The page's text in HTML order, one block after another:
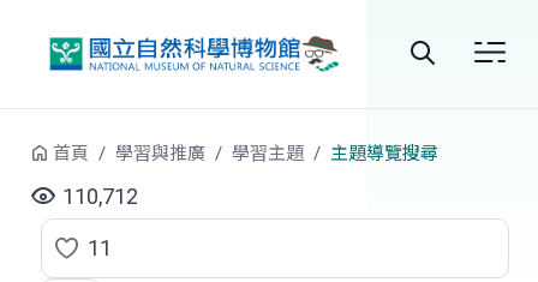
站
尋
首頁 學習與推廣 學習主題 主題導覽搜尋
110,712
點
11